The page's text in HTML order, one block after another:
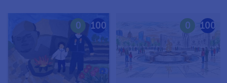
100
0 100
0